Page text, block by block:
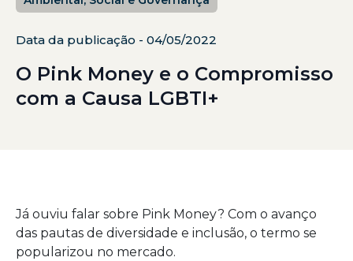
Data da publicação - 04/05/2022
O Pink Money e o Compromisso
com a Causa LGBTI+
Já ouviu falar sobre Pink Money? Com o avanço
das pautas de diversidade e inclusão, o termo se
popularizou no mercado.